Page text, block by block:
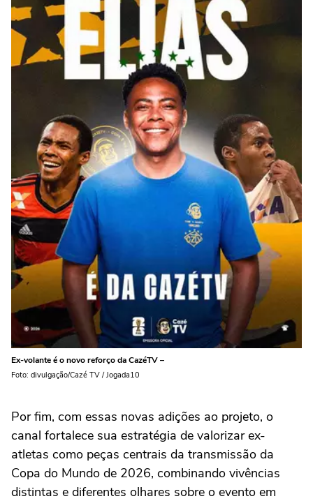
Ex-volante é o novo reforço da CazéTV –
Foto: divulgação/Cazé TV / Jogada10
Por fim, com essas novas adições ao projeto, o
canal fortalece sua estratégia de valorizar ex-
atletas como peças centrais da transmissão da
Copa do Mundo de 2026, combinando vivências
distintas e diferentes olhares sobre o evento em